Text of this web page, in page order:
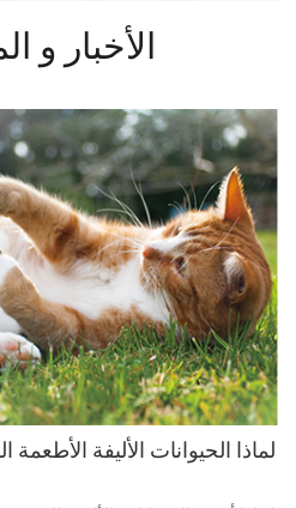
الأخبار و
لماذا الحيوانات الأليفة